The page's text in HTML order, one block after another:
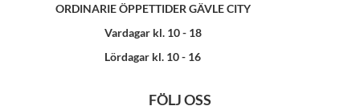
ORDINARIE ÖPPETTIDER GÄVLE CITY
Vardagar kl. 10 - 18
Lördagar kl. 10 - 16
FÖLJ OSS